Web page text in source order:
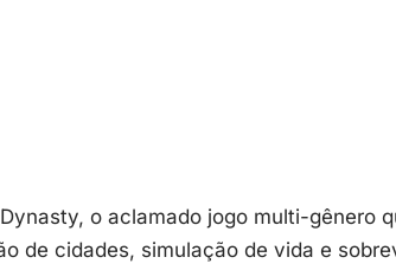
o aclamado jogo multi-gênero
de cidades, simulação de vida e